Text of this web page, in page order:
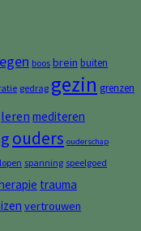
boos brein buiten
gedrag gezin grenzen
leren mediteren
ouders ouderschap
spanning speelgoed
trauma
vertrouwen